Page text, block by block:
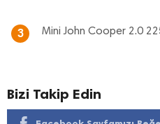
3 Mini John Cooper 2.0
Bizi Takip Edin